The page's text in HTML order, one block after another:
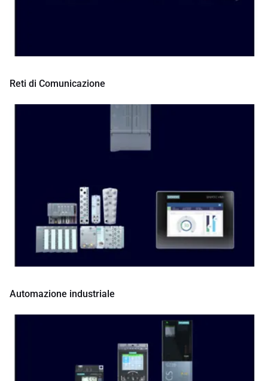
Reti di Comunicazione
Automazione industriale